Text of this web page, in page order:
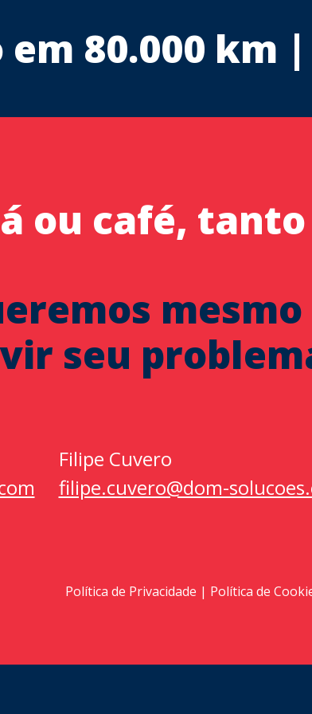
80.000 km
ou café,
mesmo
seu
Filipe Cuvero
filipe.cuvero@dom-
Política de Privacidade | Política de